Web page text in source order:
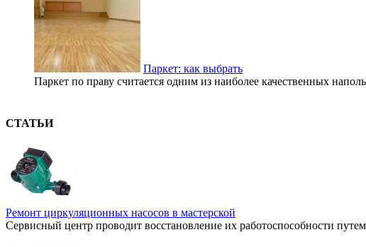
Паркет: как выбрать
Паркет по праву считается одним из наиболее качественных
СТАТЬИ
Ремонт циркуляционных насосов в мастерской
Сервисный центр проводит восстановление их работоспособности